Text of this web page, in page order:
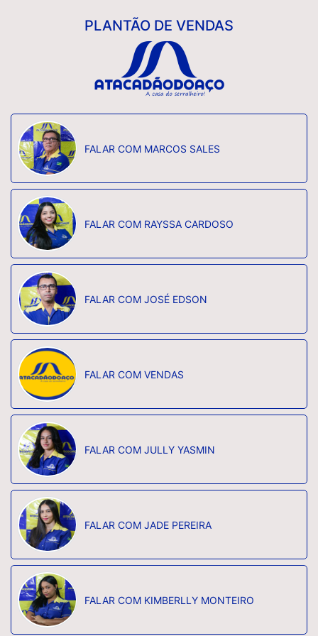
PLANTÃO DE VENDAS
FALAR COM MARCOS SALES
FALAR COM RAYSSA CARDOSO
FALAR COM JOSÉ EDSON
FALAR COM VENDAS
FALAR COM JULLY YASMIN
FALAR COM JADE PEREIRA
FALAR COM KIMBERLLY MONTEIRO